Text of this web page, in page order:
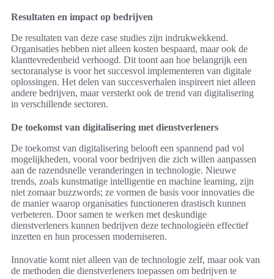
Resultaten en impact op bedrijven
De resultaten van deze case studies zijn indrukwekkend.
Organisaties hebben niet alleen kosten bespaard, maar ook de
klanttevredenheid verhoogd. Dit toont aan hoe belangrijk een
sectoranalyse is voor het succesvol implementeren van digitale
oplossingen. Het delen van succesverhalen inspireert niet alleen
andere bedrijven, maar versterkt ook de trend van digitalisering
in verschillende sectoren.
De toekomst van digitalisering met dienstverleners
De toekomst van digitalisering belooft een spannend pad vol
mogelijkheden, vooral voor bedrijven die zich willen aanpassen
aan de razendsnelle veranderingen in technologie. Nieuwe
trends, zoals kunstmatige intelligentie en machine learning, zijn
niet zomaar buzzwords; ze vormen de basis voor innovaties die
de manier waarop organisaties functioneren drastisch kunnen
verbeteren. Door samen te werken met deskundige
dienstverleners kunnen bedrijven deze technologieën effectief
inzetten en hun processen moderniseren.
Innovatie komt niet alleen van de technologie zelf, maar ook van
de methoden die dienstverleners toepassen om bedrijven te